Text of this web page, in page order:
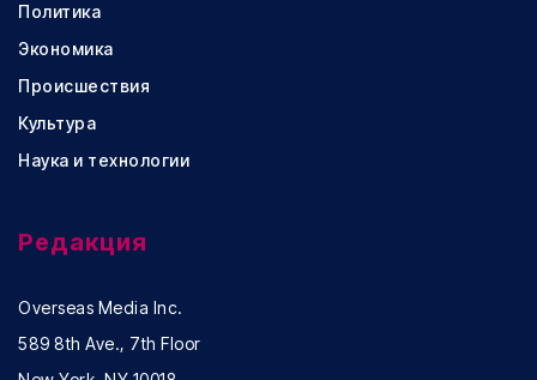
Политика
Экономика
Происшествия
Культура
Наука и технологии
Редакция
Overseas Media Inc.
589 8th Ave., 7th Floor